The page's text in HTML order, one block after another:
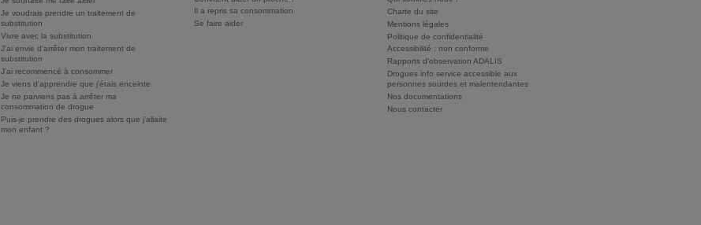
Je voudrais prendre un traitement de
substitution
Vivre avec la substitution
J'ai envie d'arrêter mon traitement de
substitution
J'ai recommencé à consommer
Je viens d'apprendre que j'étais enceinte
Je ne parviens pas à arrêter ma
consommation de drogue
Puis-je prendre des drogues alors que j'allaite
mon enfant ?
Il a repris sa consommation
Se faire aider
Charte du site
Mentions légales
Politique de confidentialité
Accessibilité : non conforme
Rapports d'observation ADALIS
Drogues info service accessible aux
personnes sourdes et malentendantes
Nos documentations
Nous contacter